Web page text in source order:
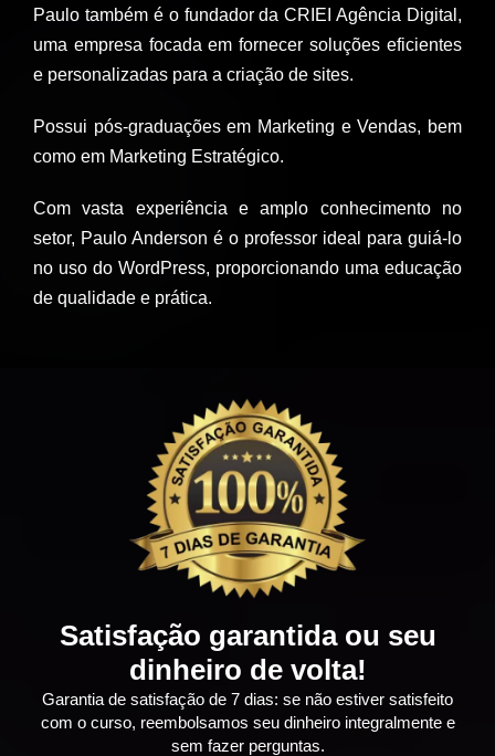
Paulo também é o fundador da CRIEI Agência Digital,
uma empresa focada em fornecer soluções eficientes
e personalizadas para a criação de sites.
Possui pós-graduações em Marketing e Vendas, bem
como em Marketing Estratégico.
Com vasta experiência e amplo conhecimento no
setor, Paulo Anderson é o professor ideal para guiá-lo
no uso do WordPress, proporcionando uma educação
de qualidade e prática.
Satisfação garantida ou seu
dinheiro de volta!
Garantia de satisfação de 7 dias: se não estiver satisfeito
com o curso, reembolsamos seu dinheiro integralmente e
sem fazer perguntas.